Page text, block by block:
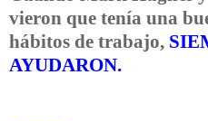
vieron que tenía una
hábitos de trabajo,
AYUDARON.